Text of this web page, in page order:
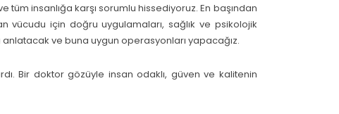
insanlığa karşı sorumlu hissediyoruz. En başından
vücudu için doğru uygulamaları, sağlık ve psikolojik
ve buna uygun operasyonları yapacağız.
Bir doktor gözüyle insan odaklı, güven ve kalitenin